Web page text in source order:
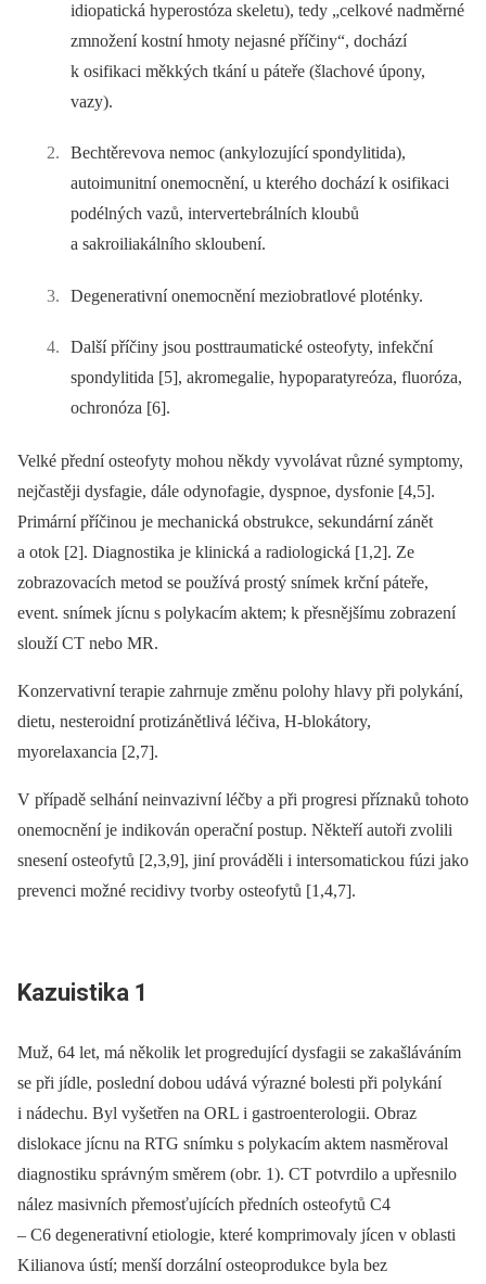
idiopatická hyperostóza skeletu), tedy „celkové nadměrné
zmnožení kostní hmoty nejasné příčiny“, dochází
k osifikaci měkkých tkání u páteře (šlachové úpony,
vazy).
Bechtěrevova nemoc (ankylozující spondylitida),
autoimunitní onemocnění, u kterého dochází k osifikaci
podélných vazů, intervertebrálních kloubů
a sakroiliakálního skloubení.
Degenerativní onemocnění meziobratlové ploténky.
Další příčiny jsou posttraumatické osteofyty, infekční
spondylitida [5], akromegalie, hypoparatyreóza, fluoróza,
ochronóza [6].
Velké přední osteofyty mohou někdy vyvolávat různé symptomy,
nejčastěji dysfagie, dále odynofagie, dyspnoe, dysfonie [4,5].
Primární příčinou je mechanická obstrukce, sekundární zánět
a otok [2]. Diagnostika je klinická a radiologická [1,2]. Ze
zobrazovacích metod se používá prostý snímek krční páteře,
event. snímek jícnu s polykacím aktem; k přesnějšímu zobrazení
slouží CT nebo MR.
Konzervativní terapie zahrnuje změnu polohy hlavy při polykání,
dietu, nesteroidní protizánětlivá léčiva, H-blokátory,
myorelaxancia [2,7].
V případě selhání neinvazivní léčby a při progresi příznaků tohoto
onemocnění je indikován operační postup. Někteří autoři zvolili
snesení osteofytů [2,3,9], jiní prováděli i intersomatickou fúzi jako
prevenci možné recidivy tvorby osteofytů [1,4,7].
Kazuistika 1
Muž, 64 let, má několik let progredující dysfagii se zakašláváním
se při jídle, poslední dobou udává výrazné bolesti při polykání
i nádechu. Byl vyšetřen na ORL i gastroenterologii. Obraz
dislokace jícnu na RTG snímku s polykacím aktem nasměroval
diagnostiku správným směrem (obr. 1). CT potvrdilo a upřesnilo
nález masivních přemosťujících předních osteofytů C4
–⁠ C6 degenerativní etiologie, které komprimovaly jícen v oblasti
Kilianova ústí; menší dorzální osteoprodukce byla bez